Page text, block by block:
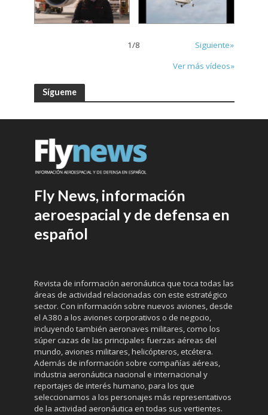
1/8
Siguiente»
Ver más vídeos»
Sígueme
Fly News, información
aeroespacial y de defensa en
español
Revista de información aeronáutica que toca todas las
áreas de actividad relacionadas con este estratégico
sector. Con información sobre nuevos aviones, desde
el A380 a los aviones corporativos o de negocio,
incluyendo también aeronaves militares, como los
súper cazas de las principales fuerzas aéreas del
mundo, aviones militares, helicópteros, etcétera.
Además de información sobre compañías aéreas,
industria aeronáutica nacional e internacional y
reportajes de interés humano, para los que
seleccionamos a los personajes más representativos
de la actividad aeronáutica en todas sus vertientes.